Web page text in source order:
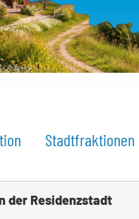
Stadtfraktionen
der Residenzstadt